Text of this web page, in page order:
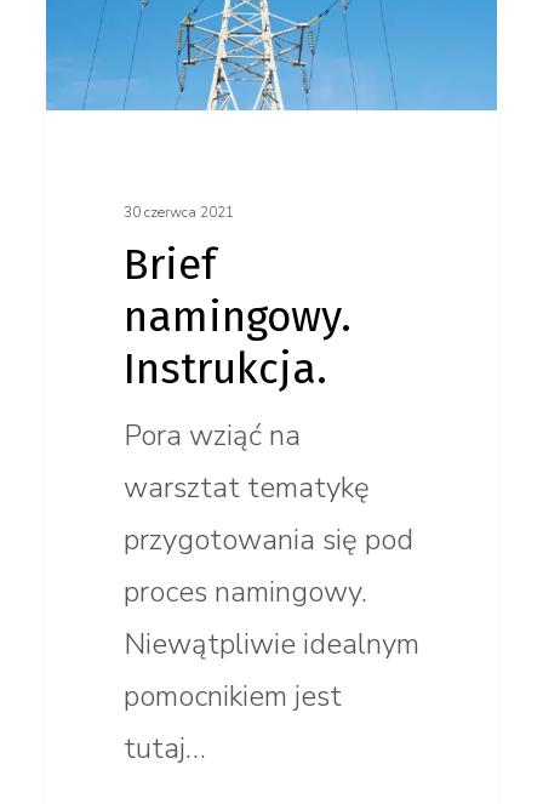
30 czerwca 2021
Brief
namingowy.
Instrukcja.
Pora wziąć na
warsztat tematykę
przygotowania się pod
proces namingowy.
Niewątpliwie idealnym
pomocnikiem jest
tutaj…